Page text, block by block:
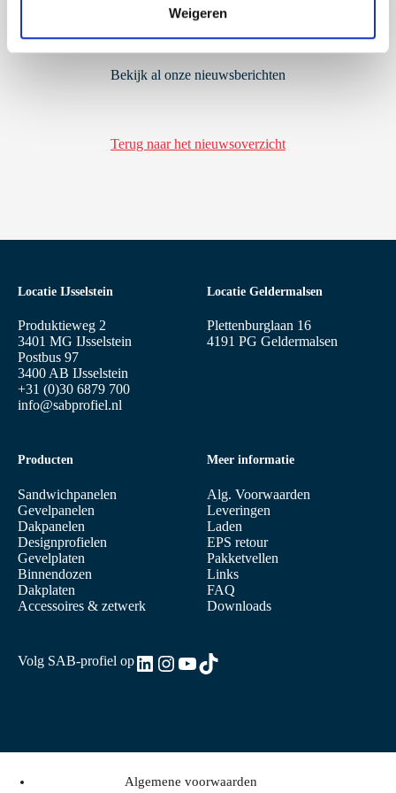
Weigeren
Bekijk al onze nieuwsberichten
Terug naar het nieuwsoverzicht
Locatie IJsselstein
Produktieweg 2
3401 MG IJsselstein
Postbus 97
3400 AB IJsselstein
+31 (0)30 6879 700
info@sabprofiel.nl
Producten
Sandwichpanelen
Gevelpanelen
Dakpanelen
Designprofielen
Gevelplaten
Binnendozen
Dakplaten
Accessoires & zetwerk
Meer informatie
Alg. Voorwaarden
Leveringen
Laden
EPS retour
Pakketvellen
Links
FAQ
Downloads
Locatie Geldermalsen
Plettenburglaan 16
4191 PG Geldermalsen
Volg SAB-profiel opLinkedIn
Instagram
YouTube
TikTok
Algemene voorwaarden